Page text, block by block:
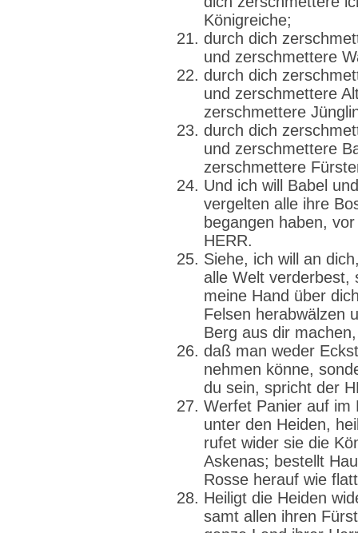
Königreiche;
durch dich
und zerschmettere
durch dich
und zerschmettere
zerschmettere
durch dich
und zerschmettere
zerschmettere
Und ich will Babel
vergelten alle ihre
begangen haben,
HERR.
Siehe, ich will an
alle Welt verderbest,
meine Hand über
Felsen herabwälzen
Berg aus dir machen,
daß man weder
nehmen könne,
du sein, spricht der
Werfet Panier auf im
unter den Heiden,
rufet wider sie die
Askenas; bestellt
Rosse herauf wie
Heiligt die Heiden
samt allen ihren